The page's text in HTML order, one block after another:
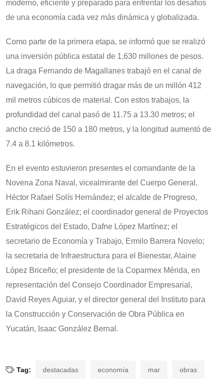
moderno, eficiente y preparado para enfrentar los desafíos
de una economía cada vez más dinámica y globalizada.
Como parte de la primera etapa, se informó que se realizó
una inversión pública estatal de 1,630 millones de pesos.
La draga Fernando de Magallanes trabajó en el canal de
navegación, lo que permitió dragar más de un millón 412
mil metros cúbicos de material. Con estos trabajos, la
profundidad del canal pasó de 11.75 a 13.30 metros; el
ancho creció de 150 a 180 metros, y la longitud aumentó de
7.4 a 8.1 kilómetros.
En el evento estuvieron presentes el comandante de la
Novena Zona Naval, vicealmirante del Cuerpo General,
Héctor Rafael Solís Hernández; el alcalde de Progreso,
Erik Rihani González; el coordinador general de Proyectos
Estratégicos del Estado, Dafne López Martínez; el
secretario de Economía y Trabajo, Ermilo Barrera Novelo;
la secretaria de Infraestructura para el Bienestar, Alaine
López Briceño; el presidente de la Coparmex Mérida, en
representación del Consejo Coordinador Empresarial,
David Reyes Aguiar, y el director general del Instituto para
la Construcción y Conservación de Obra Pública en
Yucatán, Isaac González Bernal.
Tag: destacadas economía mar obras